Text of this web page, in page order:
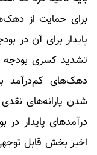
برای حمایت از
پایدار برای آن در
تشدید کسری بودجه
دهک‌های کم‌درآمد
شدن یارانه‌های
درآمدهای پایدار
اخیر بخش قابل